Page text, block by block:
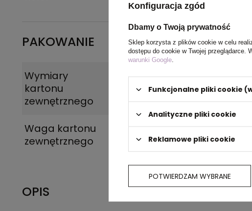
PAKOWANIE
Wymiary
kartonu
zewnętrznego
33 x 33 x 49 cm
Waga kartonu
zewnętrznego
OPIS
Konfiguracja zgód
Dbamy o Twoją prywatność
Sklep korzysta z plików cookie w celu
dostępu do cookie w Twojej przeglądarce.
warunki Google
Funkcjonalne pliki cookie
Analityczne pliki cookie
Reklamowe pliki cookie
POTWIERDZAM WYBRANE